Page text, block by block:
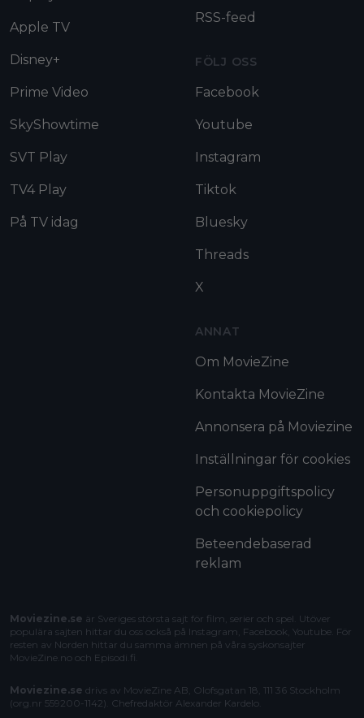
Apple TV
Disney+
Prime Video
SkyShowtime
SVT Play
TV4 Play
På TV idag
RSS-feed
FÖLJ OSS
Facebook
Youtube
Instagram
Tiktok
Bluesky
Threads
X
ANNAT
Om MovieZine
Kontakta MovieZine
Annonsera på Moviezine
Inställningar för cookies
Personuppgiftspolicy
och cookiepolicy
Beteendebaserad
reklam
Moviezine.se är Sveriges största sajt för film, serier och spel. Utöver
populära sajten hittar du oss också på Instagram, Facebook, Youtube. För
resten av Norden hittar du samma ämnen på våra syskonsajter
MovieZine.no och Episodi.fi
Moviezine.se drivs av MovieZine AB, Olofsgatan 18, 111 36 Stockholm
(org.nr 559200-1142). Chefredaktör Alexander Kardelo